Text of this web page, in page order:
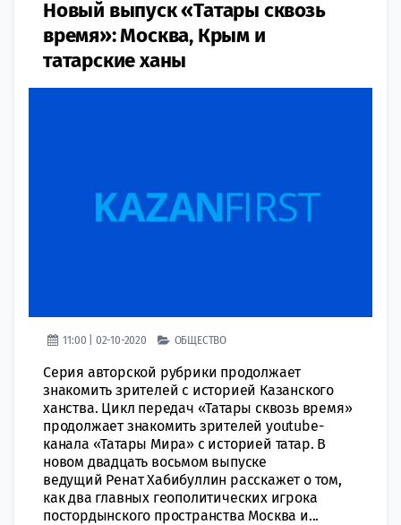
Новый выпуск «Татары сквозь
время»: Москва, Крым и
татарские ханы
11:00 | 02-10-2020 ОБЩЕСТВО
Серия авторской рубрики продолжает
знакомить зрителей с историей Казанского
ханства. Цикл передач «Татары сквозь время»
продолжает знакомить зрителей youtube-
канала «Татары Мира» с историей татар. В
новом двадцать восьмом выпуске
ведущий Ренат Хабибуллин расскажет о том,
как два главных геополитических игрока
постордынского пространства Москва и...